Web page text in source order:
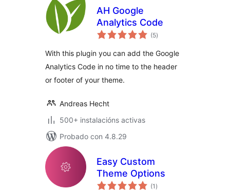
AH Google
Analytics Code
(5valoracións
totais
)
With this plugin you can add the Google
Analytics Code in no time to the header
or footer of your theme.
Andreas Hecht
500+ instalacións activas
Probado con 4.8.29
Easy Custom
Theme Options
(1 valoracións
)